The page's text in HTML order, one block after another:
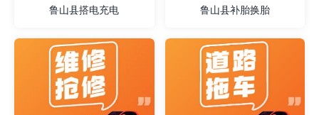
鲁山县搭电充电 鲁山县补胎换胎